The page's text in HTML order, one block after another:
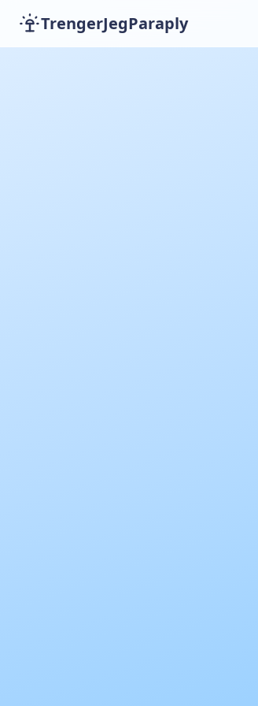
TrengerJegParaply